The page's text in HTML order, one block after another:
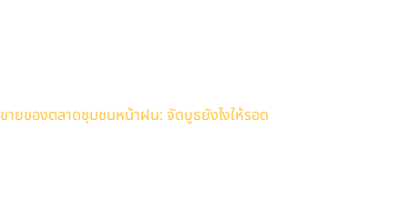
ขายของตลาดชุมชนหน้าฝน: จัดบูธยังไงให้รอด